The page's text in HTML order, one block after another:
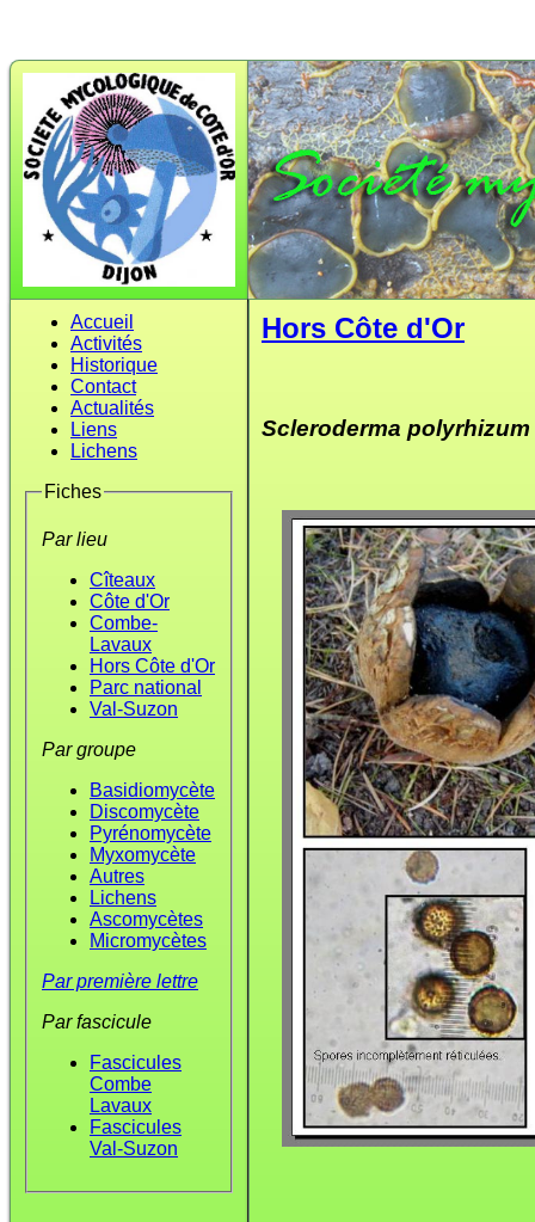
Accueil
Activités
Historique
Contact
Actualités
Liens
Lichens
Fiches
Par lieu
Cîteaux
Côte d'Or
Combe-
Lavaux
Hors Côte d'Or
Parc national
Val-Suzon
Par groupe
Basidiomycète
Discomycète
Pyrénomycète
Myxomycète
Autres
Lichens
Ascomycètes
Micromycètes
Par première lettre
Par fascicule
Fascicules
Combe
Lavaux
Fascicules
Val-Suzon
Hors Côte d'Or
Scleroderma polyrhizum